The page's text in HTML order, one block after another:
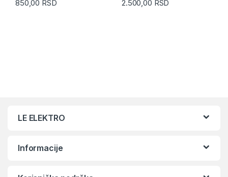
850,00 RSD 2.500,00 RSD
LE ELEKTRO
Informacije